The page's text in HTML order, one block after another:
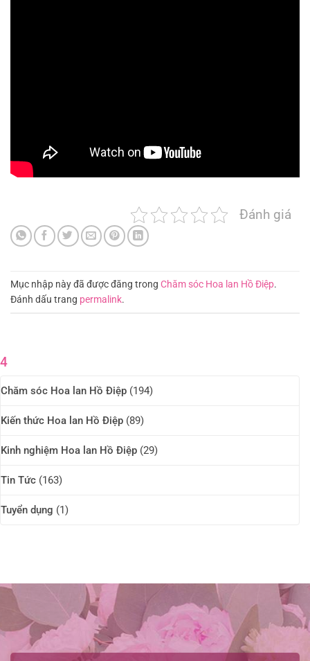
Đánh giá
Mục nhập này đã được đăng trong Chăm sóc Hoa lan Hồ Điệp.
Đánh dấu trang permalink.
4
Chăm sóc Hoa lan Hồ Điệp (194)
Kiến thức Hoa lan Hồ Điệp (89)
Kinh nghiệm Hoa lan Hồ Điệp (29)
Tin Tức (163)
Tuyển dụng (1)